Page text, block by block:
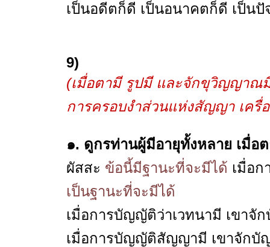
เป็นอดีตก็ดี เป็นอนาคตก็ดี เป็น
9)
(เมื่อตามี รูปมี และจักขุวิญญาณ
การครอบงำส่วนแห่งสัญญา เครื่
๑. ดูกรท่านผู้มีอายุทั้งหลาย เมื่
ผัสสะ ข้อนี้มีฐานะที่จะมีได้ เมื่อ
เป็นฐานะที่จะมีได้
เมื่อการบัญญัติว่าเวทนามี เขา
เมื่อการบัญญัติสัญญามี เขาจักบั